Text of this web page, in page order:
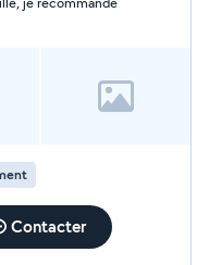
Contacter